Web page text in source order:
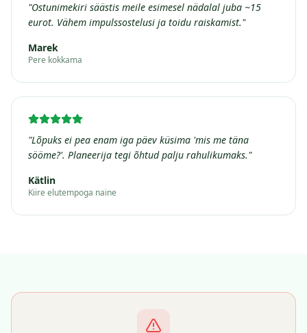
"Ostunimekiri säästis meile esimesel nädalal juba ~15
eurot. Vähem impulssostelusi ja toidu raiskamist."
Marek
Pere kokkama
"Lõpuks ei pea enam iga päev küsima 'mis me täna
sööme?'. Planeerija tegi õhtud palju rahulikumaks."
Kätlin
Kiire elutempoga naine